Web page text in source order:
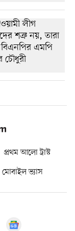
প্রথম আলো ট্রাস্ট
মোবাইল ভ্যাস